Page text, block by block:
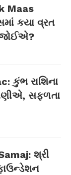
Maas
કયા વ્રત
કુંભ રાશિના
સફળતા
શ્રી
ફાઉન્ડેશન